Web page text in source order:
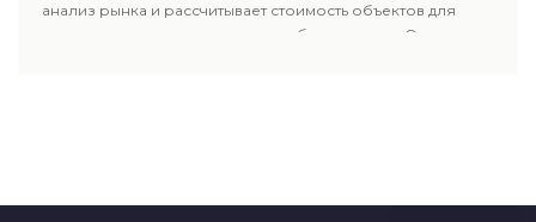
анализ рынка и рассчитывает стоимость объектов для
продажи, ипотеки, аренды и судебных споров. Оценка